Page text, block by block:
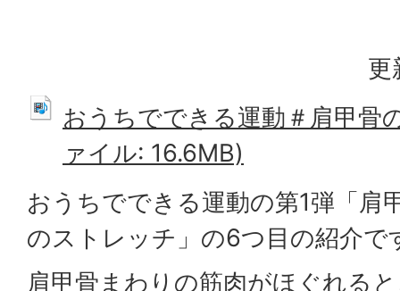
更
おうちでできる運動＃肩甲骨
ァイル: 16.6MB)
おうちでできる運動の第1弾「肩
のストレッチ」の6つ目の紹介で
肩甲骨まわりの筋肉がほぐれる